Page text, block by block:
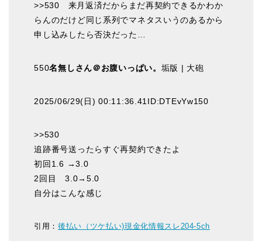
>>530 来月返済だからまだ再契約できるかわか
らんのだけど同じ系列でマネタスいうのあるから
申し込みしたら否決だった…
550名無しさん＠お腹いっぱい。 垢版 | 大砲
2025/06/29(日) 00:11:36.41ID:DTEvYw150
>>530
追跡番号送ったらすぐ再契約できたよ
初回1.6 →3.0
2回目 3.0→5.0
自分はこんな感じ
引用：後払い（ツケ払い)現金化情報スレ204-5ch